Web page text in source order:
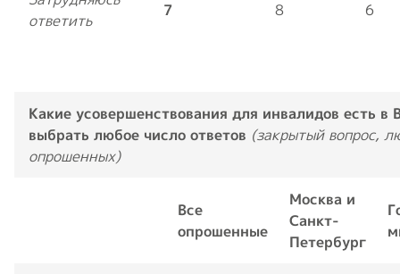
ответить
7 8 6
Какие усовершенствования для инвалидов есть
выбрать любое число ответов (закрытый вопрос,
опрошенных)
Все
опрошенные
Москва и
Санкт-
Петербург